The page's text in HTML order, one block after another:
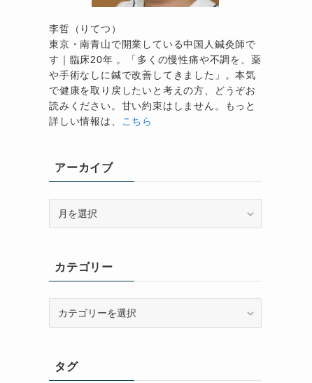
李哲（りてつ）
東京・南青山で開業している中国人鍼灸師で
す｜臨床20年 。「多くの慢性痛や不調を、薬
や手術なしに鍼で改善してきました」。本気
で健康を取り戻したいと考えの方、どうぞお
読みください。甘い約束はしません。もっと
詳しい情報は、 こちら
アーカイブ
ブカテゴリー
ータグ